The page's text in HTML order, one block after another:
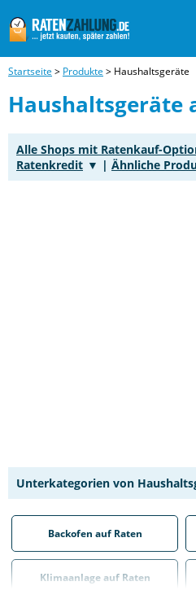
Startseite > Produkte > Haushaltsgeräte
Haushaltsgeräte
Alle Shops mit Ratenkauf-
Ratenkredit
| Ähnliche
Unterkategorien von
Backofen auf Raten
Klimaanlage auf Raten